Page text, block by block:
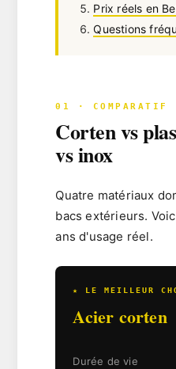
Prix réels en
Questions
01 · COMPARATIF
Corten vs
vs inox
Quatre matériaux
bacs extérieurs.
ans d'usage réel.
★ LE MEILLEUR
Acier corten
Durée de vie